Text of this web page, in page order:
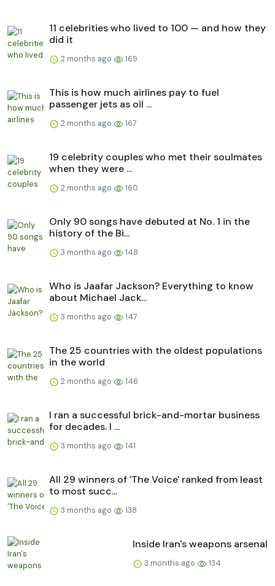
11 celebrities who lived to 100 — and how they
did it
2 months ago 169
This is how much airlines pay to fuel
passenger jets as oil ...
2 months ago 167
19 celebrity couples who met their soulmates
when they were ...
2 months ago 160
Only 90 songs have debuted at No. 1 in the
history of the Bi...
3 months ago 148
Who is Jaafar Jackson? Everything to know
about Michael Jack...
3 months ago 147
The 25 countries with the oldest populations
in the world
2 months ago 146
I ran a successful brick-and-mortar business
for decades. I ...
3 months ago 141
All 29 winners of 'The Voice' ranked from least
to most succ...
3 months ago 138
Inside Iran's weapons arsenal
3 months ago 134